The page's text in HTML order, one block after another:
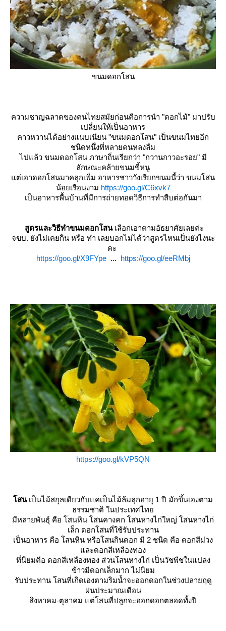
ขนมดอกโสน
ความชาญฉลาดของคนไทยสมัยก่อนคือการนำ "ดอกไม้" มาปรับ
เปลี่ยนให้เป็นอาหาร
คาวหวานได้อย่างแนบเนียน "ขนมดอกโสน" เป็นขนมไทยอีก
ชนิดหนึ่งที่หลายคนหลงลืม
ไปแล้ว ขนมดอกโสน ภาษาถิ่นเรียกว่า "กวานกาวอะรอย" มี
ลักษณะคล้ายขนมขี้หนู
ต่เอาดอกโสนมาคลุกเพิ่ม อาหารชาววังเรียกขนมนี้ว่า ขนมโสน
น้อยเรือนงาม https://goo.gl/C6xvk7
เป็นอาหารพื้นบ้านที่มีการถ่ายทอดวิธีการทำสืบต่อกันมา
สูตรและวิธีทำขนมดอกโสนเลือกเอาตามอัธยาศัยเลยค่ะ
จขบ. ยังไม่เคยกิน หรือ ทำ เลยบอกไม่ได้ว่าสูตรไหนเป็นยังไงนะ
คะ
https://goo.gl/X9FYpe... https://goo.gl/eeRMbj
https://goo.gl/kVP5QN
สน เป็นไม้สกุลเดียวกับแคเป็นไม้ล้มลุกอายุ 1 ปี มักขึ้นเองตาม
ธรรมชาติ ในประเทศไท
มีหลายพันธุ์ คือ โสนหิน โสนคางคก โสนหางไก่ใหญ่ โสนหางไก่
เล็ก ดอกโสนที่ใช้รับประทาน
เป็นอาหาร คือ โสนหิน หรือโสนกินดอก มี 2 ชนิด คือ ดอกสีม่วง
ละดอกสีเหลืองทอง
ที่นิยมคือ ดอกสีเหลืองทอง ส่วนโสนหางไก่ เป็นวัชพืชในแปลง
ข้าวมีดอกเล็กมาก ไม่นิยม
รับประทาน โสนที่เกิดเองตามริมน้ำจะออกดอกในช่วงปลายฤดู
ฝนประมาณเดือน
สิงหาคม-ตุลาคม แต่โสนที่ปลูกจะออกดอกตลอดทั้งปี